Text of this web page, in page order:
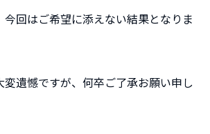
回はご希望に添えない結果となりま
変遺憾ですが、何卒ご了承お願い申し